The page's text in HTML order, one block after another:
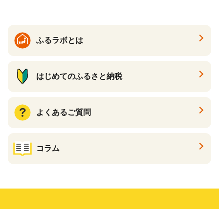
ふるラボとは
はじめてのふるさと納税
よくあるご質問
コラム